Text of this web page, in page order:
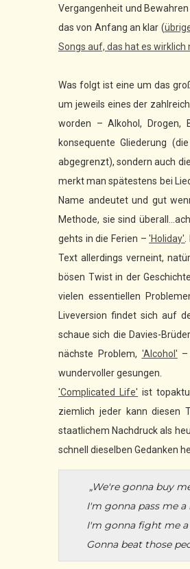
Vergangenheit und
das von Anfang an klar (
Songs auf, das hat es wirklich
Was folgt ist eine um das
um jeweils eines der
worden – Alkohol, Drogen,
konsequente Gliederung
abgegrenzt), sondern auch
merkt man spätestens bei
Name andeutet und gut
Methode, sie sind
gehts in die Ferien –'Holiday'
Text allerdings verneint,
bösen Twist in der
vielen essentiellen
Liveversion findet sich auf
schaue sich die Davies-
nächste Problem, 'Alcohol' –
wundervoller gesungen.
'Complicated Life' ist
ziemlich jeder kann diesen
staatlichem Nachdruck als
schnell dieselben Gedanken
„We're gonna buy
I'm gonna pass me
I'm gonna fight me
Gonna beat those